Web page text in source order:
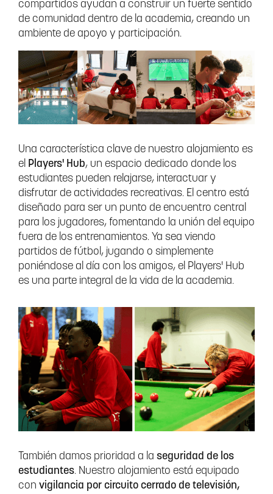
compartidos ayudan a construir un fuerte sentido
de comunidad dentro de la academia, creando un
ambiente de apoyo y participación.
Una característica clave de nuestro alojamiento es
el Players' Hub, un espacio dedicado donde los
estudiantes pueden relajarse, interactuar y
disfrutar de actividades recreativas. El centro está
diseñado para ser un punto de encuentro central
para los jugadores, fomentando la unión del equipo
fuera de los entrenamientos. Ya sea viendo
partidos de fútbol, jugando o simplemente
poniéndose al día con los amigos, el Players' Hub
es una parte integral de la vida de la academia.
También damos prioridad a la seguridad de los
estudiantes. Nuestro alojamiento está equipado
con vigilancia por circuito cerrado de televisión,